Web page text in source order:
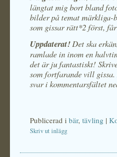
längtat mig bort bland
bilder på temat märkliga-
som gissar rätt*2 först,
Uppdaterat! Det ska
ramlade in inom en
det är ju fantastiskt!
som fortfarande vill
svar i kommentarsfältet
Publicerad i bär, tävling |
Skriv ut inlägg